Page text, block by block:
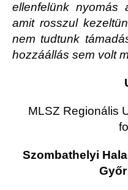
ellenfelünk nyomás
amit rosszul
nem tudtunk
hozzáállás sem volt
MLSZ Regionális
Szombathelyi